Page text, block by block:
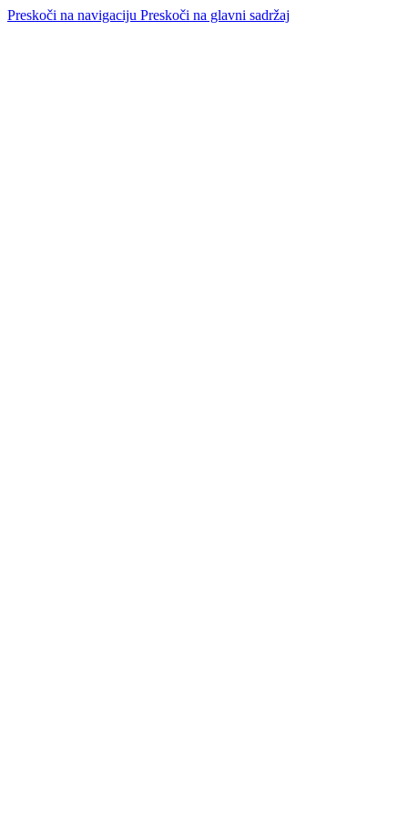
Preskoči na navigaciju Preskoči na glavni sadržaj